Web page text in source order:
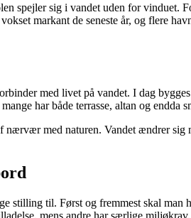
spejler sig i vandet uden for vinduet.
markant de seneste år, og flere
med livet på vandet. I dag
har både terrasse, altan og endda
med naturen. Vandet ændrer
stilling til. Først og fremmest skal man